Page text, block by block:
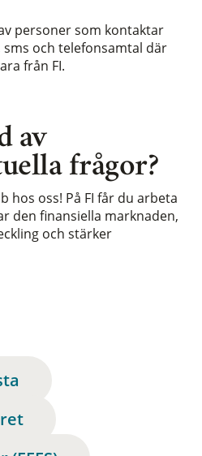
av
frågor?
hos oss! På FI får du arbeta
den finansiella marknaden,
och stärker
personer som kontaktar
och telefonsamtal där
från FI.